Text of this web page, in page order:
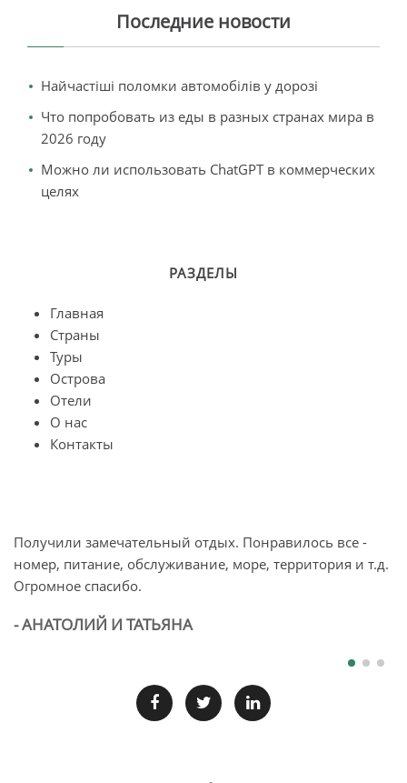
Последние новости
Найчастіші поломки автомобілів у дорозі
Что попробовать из еды в разных странах мира в
2026 году
Можно ли использовать ChatGPT в коммерческих
целях
РАЗДЕЛЫ
Главная
Страны
Туры
Острова
Отели
О нас
Контакты
Получили замечательный отдых. Понравилось все -
номер, питание, обслуживание, море, территория и т.д.
Огромное спасибо.
- АНАТОЛИЙ И ТАТЬЯНА